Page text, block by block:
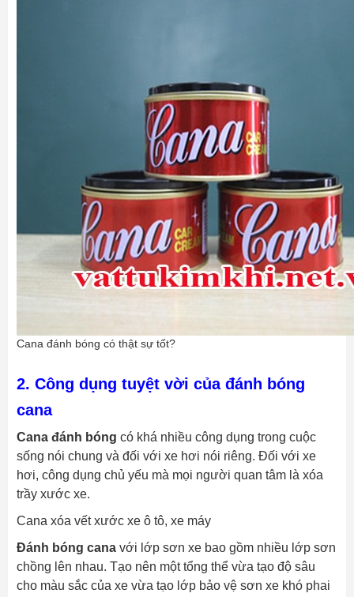
Cana đánh bóng có thật sự tốt?
2. Công dụng tuyệt vời của đánh bóng
cana
Cana đánh bóng có khá nhiều công dụng trong cuộc
sống nói chung và đối với xe hơi nói riêng. Đối với xe
hơi, công dụng chủ yếu mà mọi người quan tâm là xóa
trầy xước xe.
Cana xóa vết xước xe ô tô, xe máy
Đánh bóng cana với lớp sơn xe bao gồm nhiều lớp sơn
chồng lên nhau. Tạo nên một tổng thể vừa tạo độ sâu
cho màu sắc của xe vừa tạo lớp bảo vệ sơn xe khó phai